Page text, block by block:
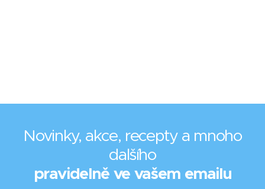
Novinky, akce, recepty a mnoho
dalšího
pravidelně ve vašem emailu